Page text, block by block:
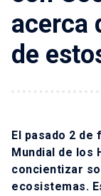
acerca
de
El pasado 2
Mundial de los
concientizar
ecosistemas.